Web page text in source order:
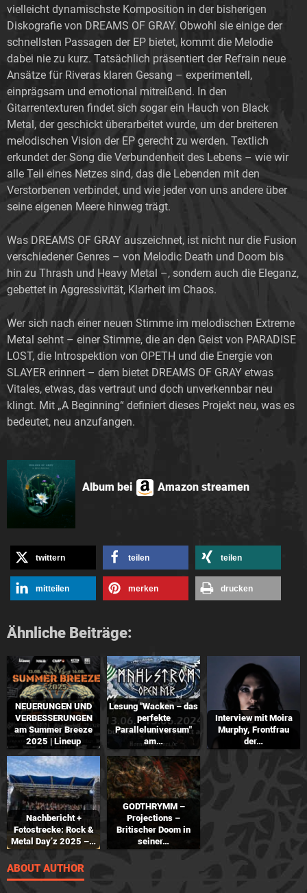
vielleicht dynamischste Komposition in der bisherigen
Diskografie von DREAMS OF GRAY. Obwohl sie einige der
schnellsten Passagen der EP bietet, kommt die Melodie
dabei nie zu kurz. Tatsächlich präsentiert der Refrain neue
Ansätze für Riveras klaren Gesang – experimentell,
einprägsam und emotional mitreißend. In den
Gitarrentexturen findet sich sogar ein Hauch von Black
Metal, der geschickt überarbeitet wurde, um der breiteren
melodischen Vision der EP gerecht zu werden. Textlich
erkundet der Song die Verbundenheit des Lebens – wie wir
alle Teil eines Netzes sind, das die Lebenden mit den
Verstorbenen verbindet, und wie jeder von uns andere über
seine eigenen Meere hinweg trägt.
Was DREAMS OF GRAY auszeichnet, ist nicht nur die Fusion
verschiedener Genres – von Melodic Death und Doom bis
hin zu Thrash und Heavy Metal –, sondern auch die Eleganz,
gebettet in Aggressivität, Klarheit im Chaos.
Wer sich nach einer neuen Stimme im melodischen Extreme
Metal sehnt – einer Stimme, die an den Geist von PARADISE
LOST, die Introspektion von OPETH und die Energie von
SLAYER erinnert – dem bietet DREAMS OF GRAY etwas
Vitales, etwas, das vertraut und doch unverkennbar neu
klingt. Mit „A Beginning“ definiert dieses Projekt neu, was es
bedeutet, neu anzufangen.
Album bei Amazon streamen
twittern teilen teilen
mitteilen merken drucken
Ähnliche Beiträge:
NEUERUNGEN UND
VERBESSERUNGEN
am Summer Breeze
2025 | Lineup
Lesung "Wacken – das
perfekte
Paralleluniversum"
am…
Interview mit Moira
Murphy, Frontfrau
der…
Nachbericht +
Fotostrecke: Rock &
Metal Day’z 2025 –…
GODTHRYMM –
Projections –
Britischer Doom in
seiner…
ABOUT AUTHOR